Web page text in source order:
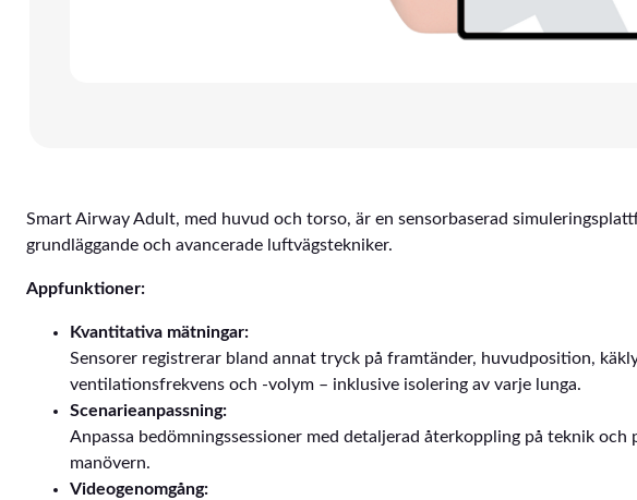
Smart Airway Adult, med huvud och torso, är en sensorbaserad
grundläggande och avancerade luftvägstekniker.
Appfunktioner:
Kvantitativa mätningar:
Sensorer registrerar bland annat tryck på framtänder, huvudposition,
ventilationsfrekvens och -volym – inklusive isolering av varje lunga.
Scenarieanpassning:
Anpassa bedömningssessioner med detaljerad återkoppling på teknik
manövern.
Videogenomgång: